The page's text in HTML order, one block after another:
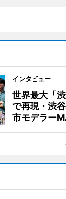
インタビュー
世界最大「
で再現・渋
市モデラー